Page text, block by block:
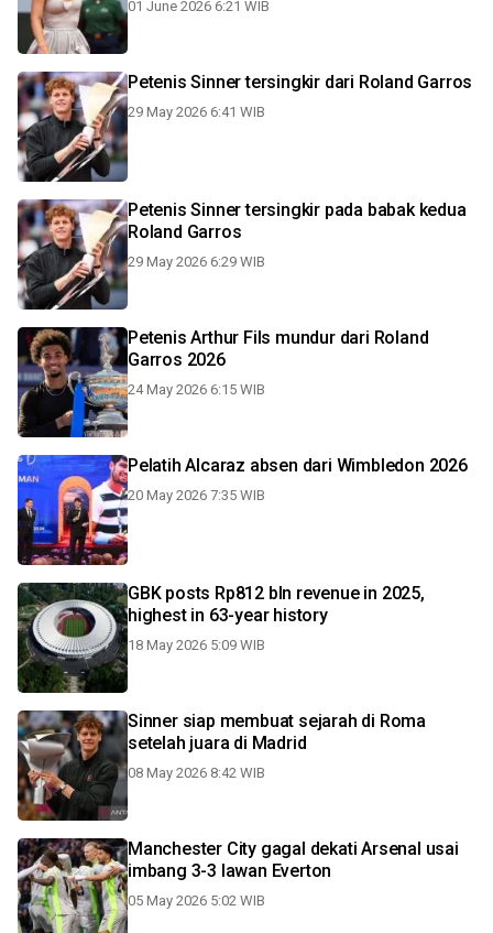
01 June 2026 6:21 WIB
Petenis Sinner tersingkir dari Roland Garros
29 May 2026 6:41 WIB
Petenis Sinner tersingkir pada babak kedua
Roland Garros
29 May 2026 6:29 WIB
Petenis Arthur Fils mundur dari Roland
Garros 2026
24 May 2026 6:15 WIB
Pelatih Alcaraz absen dari Wimbledon 2026
20 May 2026 7:35 WIB
GBK posts Rp812 bln revenue in 2025,
highest in 63-year history
18 May 2026 5:09 WIB
Sinner siap membuat sejarah di Roma
setelah juara di Madrid
08 May 2026 8:42 WIB
Manchester City gagal dekati Arsenal usai
imbang 3-3 lawan Everton
05 May 2026 5:02 WIB